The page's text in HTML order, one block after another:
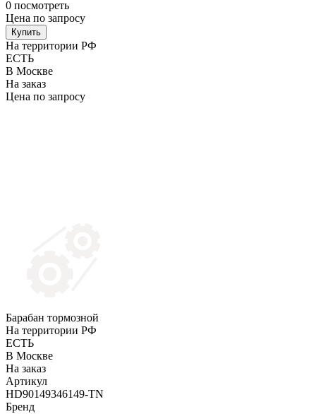
0 посмотреть
Цена по запросу
Купить
На территории РФ
ЕСТЬ
В Москве
На заказ
Цена по запросу
Барабан тормозной
На территории РФ
ЕСТЬ
В Москве
На заказ
Артикул
HD90149346149-TN
Бренд